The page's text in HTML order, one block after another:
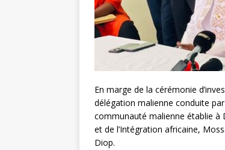
En marge de la cérémonie
délégation malienne conduite
communauté malienne établie à
et de l’Intégration africaine,
Diop.